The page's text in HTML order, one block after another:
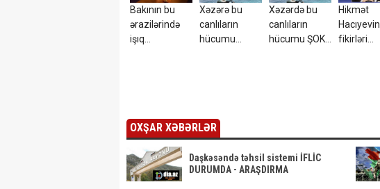
Bakının bu
ərazilərində
işıq
Xəzərə bu
canlıların
hücumu
Xəzərdə bu
canlıların
hücumu ŞOK
Hikmət
Hacıyevin
fikirləri
OXŞAR XƏBƏRLƏR
Daşkəsəndə təhsil sistemi İFLİC
DURUMDA - ARAŞDIRMA